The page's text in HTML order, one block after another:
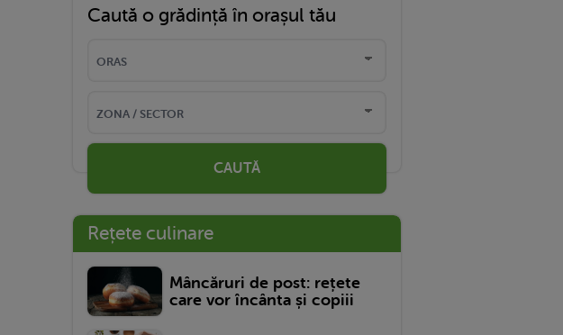
Caută o grădință în orașul tău
CAUTĂ
Rețete culinare
Mâncăruri de post: rețete
care vor încânta și copiii